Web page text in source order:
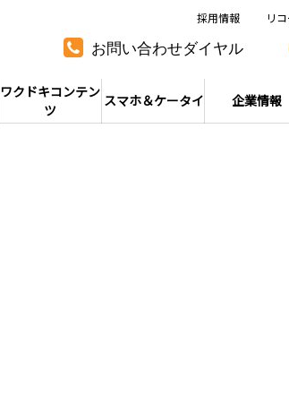
お問い合わせダイヤル
ワクドキコンテン
ツ
スマホ＆ケータイ 企業情報
採用情報 リ